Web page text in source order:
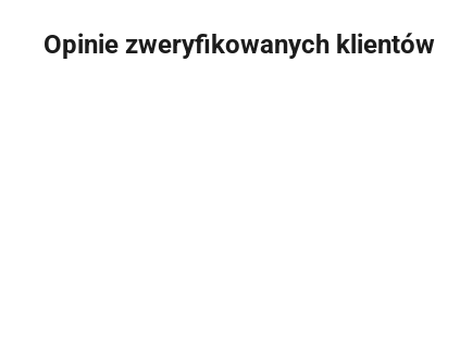
Opinie zweryfikowanych klientów